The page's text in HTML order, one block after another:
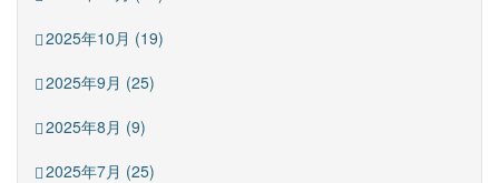
2025年10月 (19)
2025年9月 (25)
2025年8月 (9)
2025年7月 (25)